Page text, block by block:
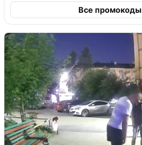
Все промокоды